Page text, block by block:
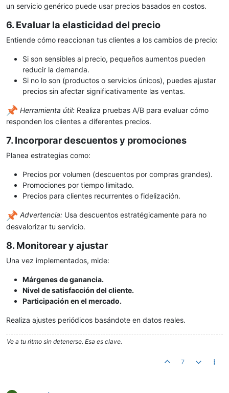
un servicio genérico puede usar precios basados en costos.
6. Evaluar la elasticidad del precio
Entiende cómo reaccionan tus clientes a los cambios de precio:
Si son sensibles al precio, pequeños aumentos pueden
reducir la demanda.
Si no lo son (productos o servicios únicos), puedes ajustar
precios sin afectar significativamente las ventas.
Herramienta útil: Realiza pruebas A/B para evaluar cómo
responden los clientes a diferentes precios.
7. Incorporar descuentos y promociones
Planea estrategias como:
Precios por volumen (descuentos por compras grandes).
Promociones por tiempo limitado.
Precios para clientes recurrentes o fidelización.
Advertencia: Usa descuentos estratégicamente para no
desvalorizar tu servicio.
8. Monitorear y ajustar
Una vez implementados, mide:
Márgenes de ganancia.
Nivel de satisfacción del cliente.
Participación en el mercado.
Realiza ajustes periódicos basándote en datos reales.
Ve a tu ritmo sin detenerse. Esa es clave.
7